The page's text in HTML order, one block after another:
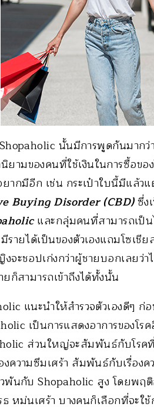
นั้นมีการพูดกันมาก
ามของคนที่ใช้เงินในการซื้อข
ยากมีอีก เช่น กระเป๋าใบนี้มีแ
Buying Disorder (CBD)ซึ่ง
และกลุ่มคนที่สามารถเป็
รายได้เป็นของตัวเองแถมโซเ
จะชอปเก่งกว่าผู้ชายบอกเลยว่
ก็สามารถเข้าถึงได้ทั้งนั้น
แนะนำให้สำรวจตัวเองดีๆ ก่
เป็นการแสดงอาการของโ
ส่วนใหญ่จะสัมพันธ์กับโรค
ความซึมเศร้า สัมพันธ์กับเรื่องค
พันกับ Shopaholic สูง โดยพฤ
ธ หม่นเศร้า บางคนก็เลือกที่จะ